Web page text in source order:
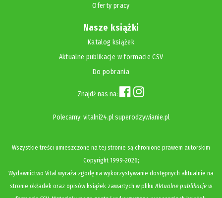
Oferty pracy
Nasze książki
Katalog książek
Aktualne publikacje w formacie CSV
Do pobrania
Znajdź nas na:
Polecamy: vitalni24.pl superodzywianie.pl
Wszystkie treści umieszczone na tej stronie są chronione prawem autorskim
Copyright1999-2026;
Wydawnictwo Vital wyraża zgodę na wykorzystywanie dostępnych aktualnie na
stronie okładek oraz opisów książek zawartych w plikuAktualne publikacje w